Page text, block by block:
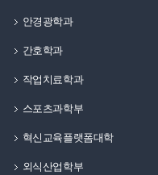
안경광학과
간호학과
작업치료학과
스포츠과학부
혁신교육플랫폼대학
외식산업학부